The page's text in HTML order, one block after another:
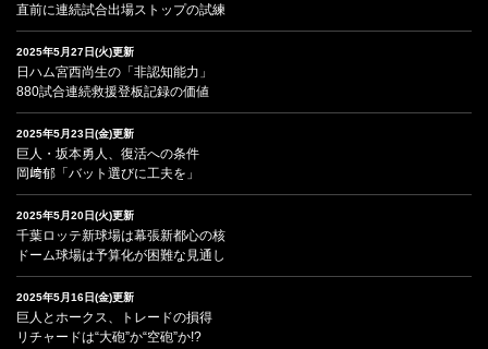
直前に連続試合出場ストップの試練
2025年5月27日(火)更新
日ハム宮西尚生の「非認知能力」
880試合連続救援登板記録の価値
2025年5月23日(金)更新
巨人・坂本勇人、復活への条件
岡﨑郁「バット選びに工夫を」
2025年5月20日(火)更新
千葉ロッテ新球場は幕張新都心の核
ドーム球場は予算化が困難な見通し
2025年5月16日(金)更新
巨人とホークス、トレードの損得
リチャードは“大砲”か“空砲”か!?